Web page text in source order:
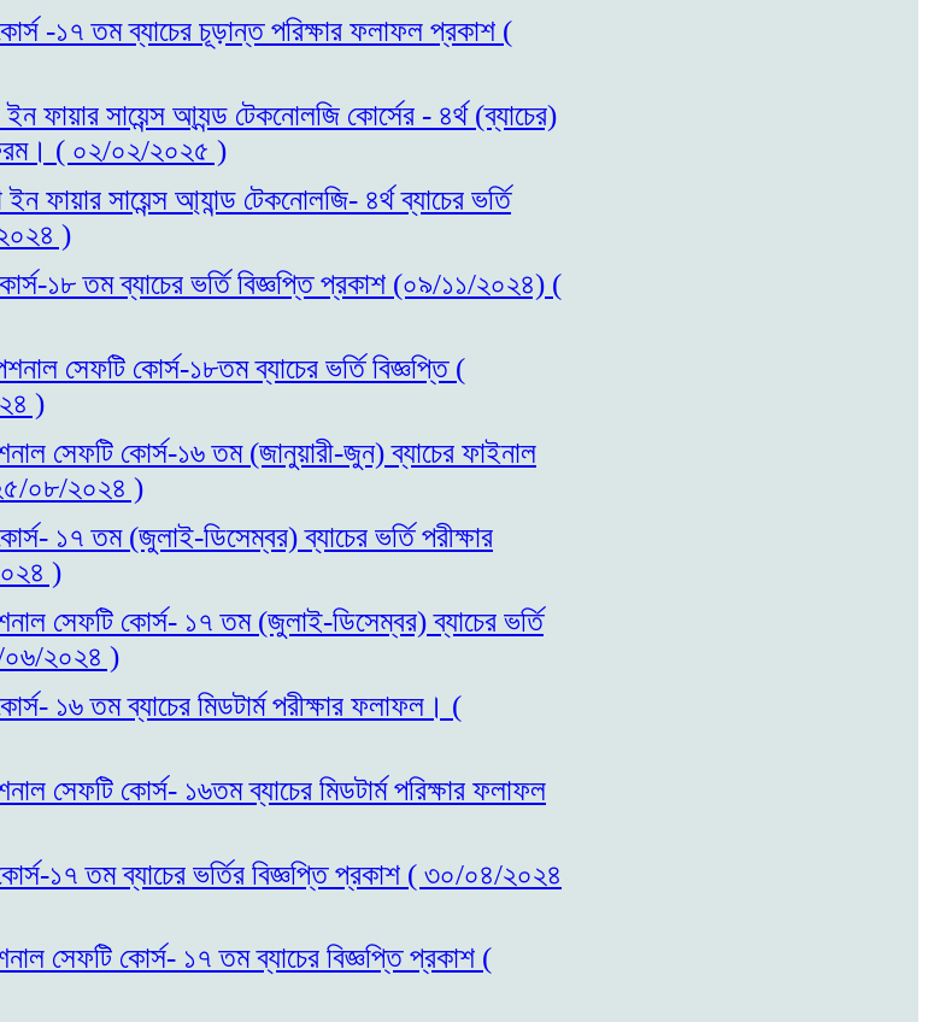
-১৭ তম ব্যাচের চূড়ান্ত পরিক্ষার ফলাফল প্রকাশ (
ফায়ার সায়েন্স আ্যন্ড টেকনোলজি কোর্সের - ৪র্থ (ব্যাচের)
ফরম। ( ০২/০২/২০২৫ )
ফায়ার সায়েন্স আ্যান্ড টেকনোলজি- ৪র্থ ব্যাচের ভর্তি
)
১৮ তম ব্যাচের ভর্তি বিজ্ঞপ্তি প্রকাশ (০৯/১১/২০২৪) (
সেফটি কোর্স-১৮তম ব্যাচের ভর্তি বিজ্ঞপ্তি (
)
সেফটি কোর্স-১৬ তম (জানুয়ারী-জুন) ব্যাচের ফাইনাল
০৮/২০২৪ )
১৭ তম (জুলাই-ডিসেম্বর) ব্যাচের ভর্তি পরীক্ষার
)
সেফটি কোর্স- ১৭ তম (জুলাই-ডিসেম্বর) ব্যাচের ভর্তি
০৬/২০২৪ )
১৬ তম ব্যাচের মিডটার্ম পরীক্ষার ফলাফল। (
সেফটি কোর্স- ১৬তম ব্যাচের মিডটার্ম পরিক্ষার ফলাফল
১৭ তম ব্যাচের ভর্তির বিজ্ঞপ্তি প্রকাশ ( ৩০/০৪/২০২৪
সেফটি কোর্স- ১৭ তম ব্যাচের বিজ্ঞপ্তি প্রকাশ (